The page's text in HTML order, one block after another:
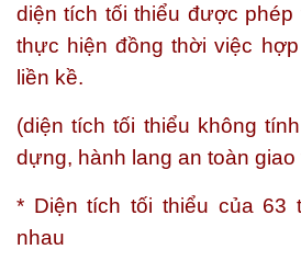
diện tích tối thiểu được
thực hiện đồng thời việc
liền kề.
(diện tích tối thiểu không
dựng, hành lang an toàn giao
* Diện tích tối thiểu của 63
nhau